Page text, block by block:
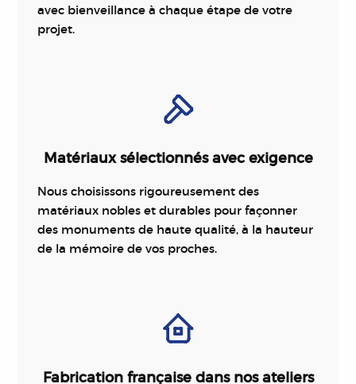
avec bienveillance à chaque étape de votre
projet.
Matériaux sélectionnés avec exigence
Nous choisissons rigoureusement des
matériaux nobles et durables pour façonner
des monuments de haute qualité, à la hauteur
de la mémoire de vos proches.
Fabrication française dans nos ateliers